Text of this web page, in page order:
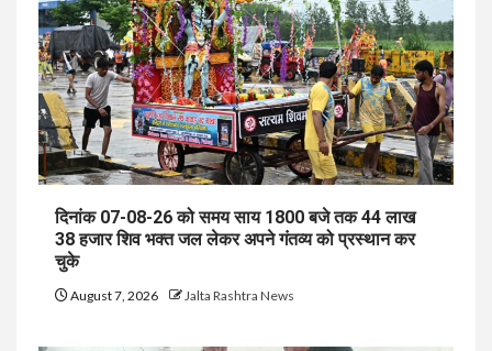
दिनांक 07-08-26 को समय साय 1800 बजे तक 44 लाख
38 हजार शिव भक्त जल लेकर अपने गंतव्य को प्रस्थान कर
चुके
August 7, 2026 Jalta Rashtra News